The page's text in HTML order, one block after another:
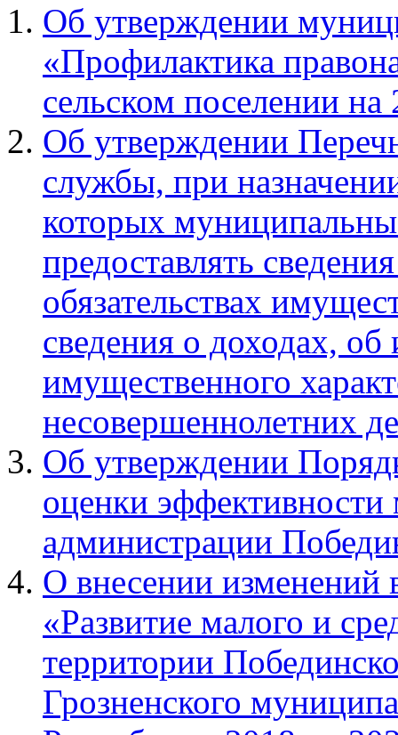
Об утверждении
«Профилактика
сельском поселении
Об утверждении
службы, при
которых
предоставлять
обязательствах
сведения о доходах, об
имущественного
несовершеннолетних
Об утверждении
оценки
администрации
О внесении
«Развитие малого и
территории
Грозненского